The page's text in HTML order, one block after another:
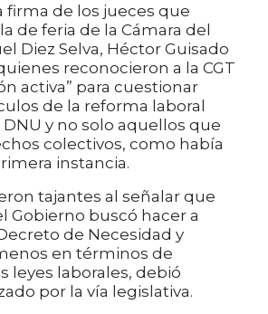
firma de los jueces que
de feria de la Cámara del
Diez Selva, Héctor Guisado
reconocieron a la CGT
activa” para cuestionar
de la reforma laboral
y no solo aquellos que
colectivos, como había
instancia.
tajantes al señalar que
Gobierno buscó hacer a
de Necesidad y
en términos de
leyes laborales, debió
por la vía legislativa.